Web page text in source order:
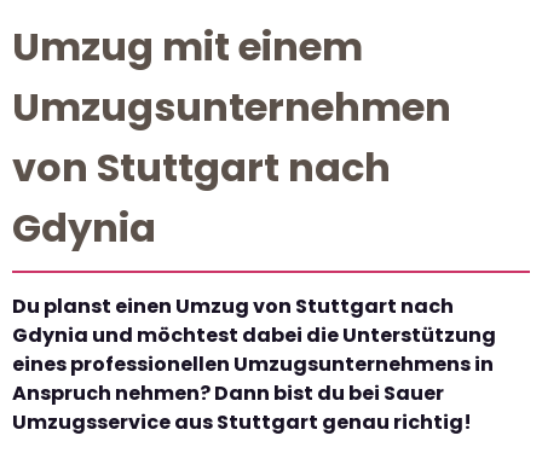
Umzug mit einem
Umzugsunternehmen
von Stuttgart nach
Gdynia
Du planst einen Umzug von Stuttgart nach
Gdynia und möchtest dabei die Unterstützung
eines professionellen Umzugsunternehmens in
Anspruch nehmen? Dann bist du bei Sauer
Umzugsservice aus Stuttgart genau richtig!